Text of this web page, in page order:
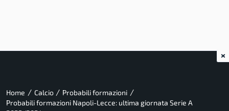
Home / Calcio / Probabili formazioni /
Probabili formazioni Napoli-Lecce: ultima giornata Serie A
×